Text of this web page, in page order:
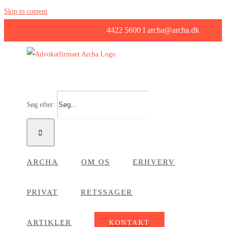
Skip to content
4422 5600 I archa@archa.dk
Søg efter:
ARCHA OM OS ERHVERV
PRIVAT RETSSAGER
ARTIKLER KONTAKT